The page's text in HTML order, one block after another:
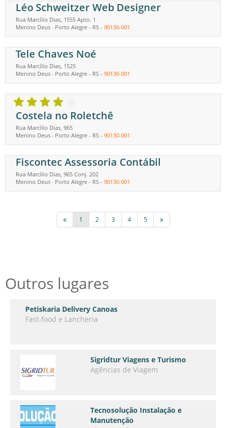
Léo Schweitzer Web Designer
Rua Marcílio Dias, 1555 Apto. 1
Menino Deus - Porto Alegre - RS - 90130-001
Tele Chaves Noé
Rua Marcílio Dias, 1525
Menino Deus - Porto Alegre - RS - 90130-001
Costela no Roletchê
Rua Marcílio Dias, 965
Menino Deus - Porto Alegre - RS - 90130-001
Fiscontec Assessoria Contábil
Rua Marcílio Dias, 965 Conj. 202
Menino Deus - Porto Alegre - RS - 90130-001
1 2 3 4 5
Outros lugares
Petiskaria Delivery Canoas
Fast-food e Lancheria
Sigridtur Viagens e Turismo
Agências de Viagem
Tecnosolução Instalação e
Manutenção